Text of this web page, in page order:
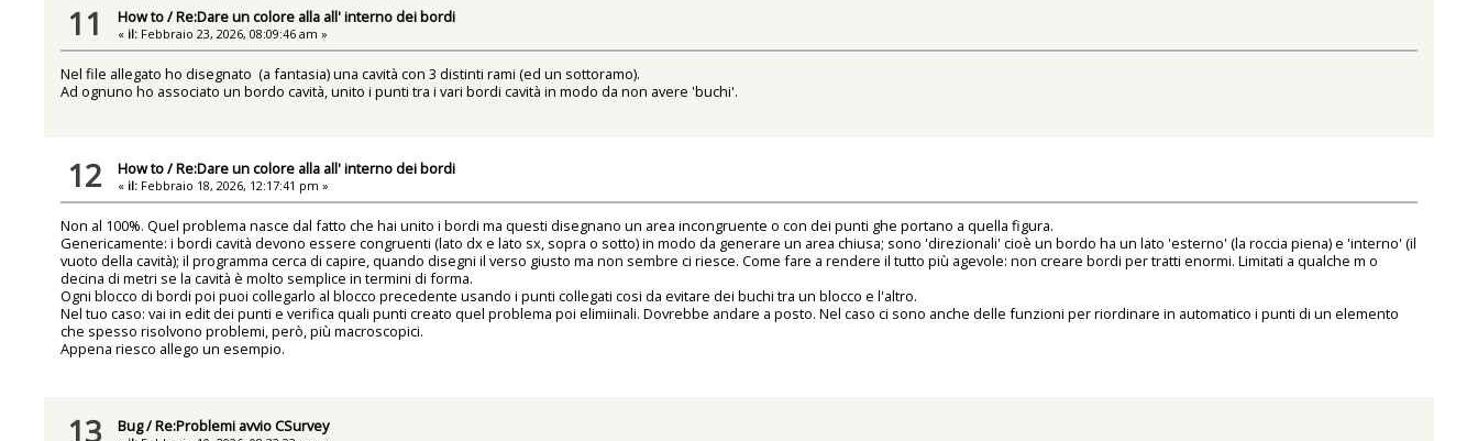
11 How to/Re:Dare un colore alla all' interno dei bordi
« il: Febbraio 23, 2026, 08:09:46 am »
Nel file allegato ho disegnato (a fantasia) una cavità con 3 distinti rami (ed un sottoramo).
Ad ognuno ho associato un bordo cavità, unito i punti tra i vari bordi cavità in modo da non avere 'buchi'.
12 How to/Re:Dare un colore alla all' interno dei bordi
« il: Febbraio 18, 2026, 12:17:41 pm »
Non al 100%. Quel problema nasce dal fatto che hai unito i bordi ma questi disegnano un area incongruente o con dei punti ghe portano a quella figura.
Genericamente: i bordi cavità devono essere congruenti (lato dx e lato sx, sopra o sotto) in modo da generare un area chiusa; sono 'direzionali' cioè un bordo ha un lato 'esterno' (la roccia piena) e 'interno' (il
vuoto della cavità); il programma cerca di capire, quando disegni il verso giusto ma non sembre ci riesce. Come fare a rendere il tutto più agevole: non creare bordi per tratti enormi. Limitati a qualche m o
decina di metri se la cavità è molto semplice in termini di forma.
Ogni blocco di bordi poi puoi collegarlo al blocco precedente usando i punti collegati cosi da evitare dei buchi tra un blocco e l'altro.
Nel tuo caso: vai in edit dei punti e verifica quali punti creato quel problema poi elimiinali. Dovrebbe andare a posto. Nel caso ci sono anche delle funzioni per riordinare in automatico i punti di un elemento
che spesso risolvono problemi, però, più macroscopici.
Appena riesco allego un esempio.
13 Bug/Re:Problemi avvio CSurvey